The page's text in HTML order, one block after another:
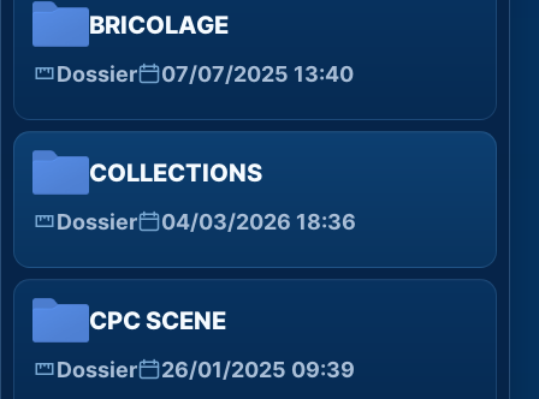
BRICOLAGE
Dossier 07/07/2025 13:40
COLLECTIONS
Dossier 04/03/2026 18:36
CPC SCENE
Dossier 26/01/2025 09:39